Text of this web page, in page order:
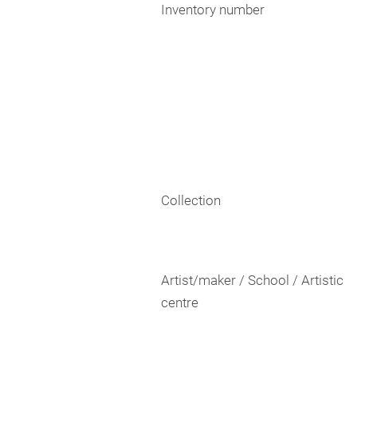
Inventory number
Collection
Artist/maker / School / Artistic
centre